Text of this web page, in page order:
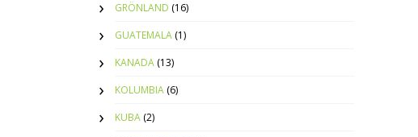
GRÖNLAND (16)
GUATEMALA (1)
KANADA (13)
KOLUMBIA (6)
KUBA (2)